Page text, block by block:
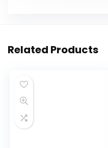
Related Products